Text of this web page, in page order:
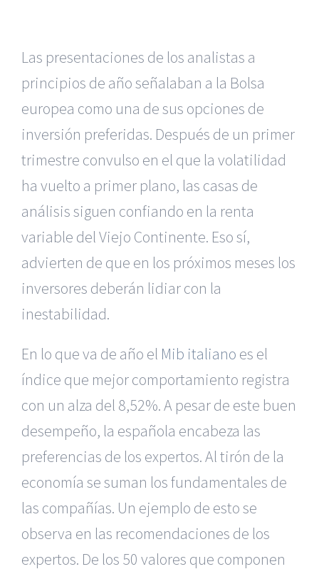
Las presentaciones de los analistas a
principios de año señalaban a la Bolsa
europea como una de sus opciones de
inversión preferidas. Después de un primer
trimestre convulso en el que la volatilidad
ha vuelto a primer plano, las casas de
análisis siguen confiando en la renta
variable del Viejo Continente. Eso sí,
advierten de que en los próximos meses los
inversores deberán lidiar con la
inestabilidad.
En lo que va de año el Mib italiano es el
índice que mejor comportamiento registra
con un alza del 8,52%. A pesar de este buen
desempeño, la española encabeza las
preferencias de los expertos. Al tirón de la
economía se suman los fundamentales de
las compañías. Un ejemplo de esto se
observa en las recomendaciones de los
expertos. De los 50 valores que componen